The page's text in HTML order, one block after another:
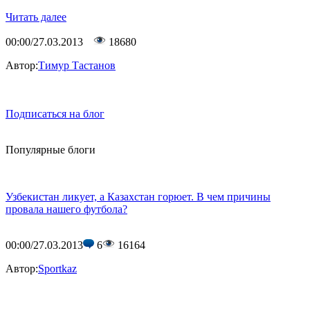
Читать далее
00:00/27.03.2013
18680
Автор:Тимур Тастанов
Подписаться на блог
Популярные блоги
Узбекистан ликует, а Казахстан горюет. В чем причины
провала нашего футбола?
00:00/27.03.2013 6
16164
Автор:Sportkaz